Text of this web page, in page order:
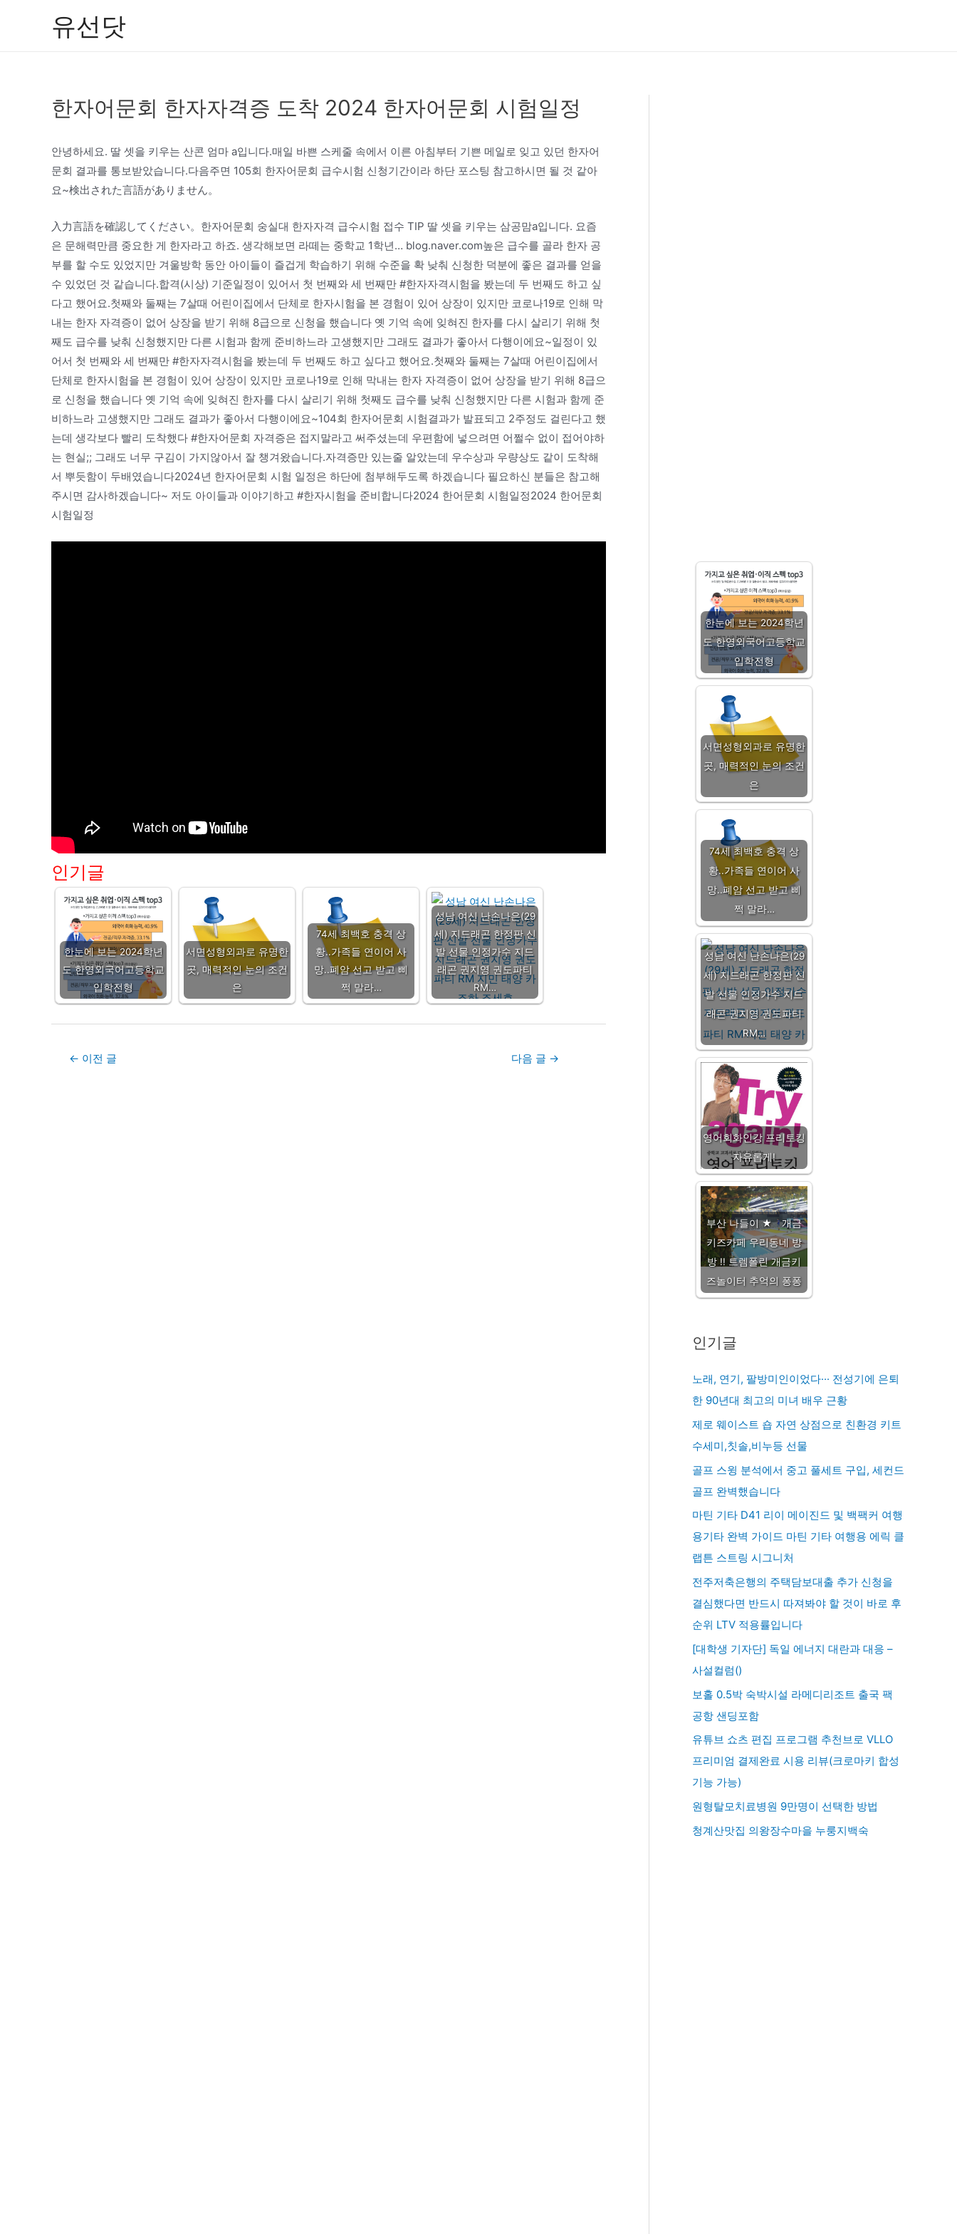
유선닷
한자어문회 한자자격증 도착 2024 한자어문회 시험일정
안녕하세요. 딸 셋을 키우는 산콘 엄마 a입니다.매일 바쁜 스케줄 속에서 이른 아침부터 기쁜 메일로 잊고 있던 한자어
문회 결과를 통보받았습니다.다음주면 105회 한자어문회 급수시험 신청기간이라 하단 포스팅 참고하시면 될 것 같아
요~検出された言語がありません。
入力言語を確認してください。한자어문회 숭실대 한자자격 급수시험 접수 TIP 딸 셋을 키우는 삼공맘a입니다. 요즘
은 문해력만큼 중요한 게 한자라고 하죠. 생각해보면 라떼는 중학교 1학년… blog.naver.com높은 급수를 골라 한자 공
부를 할 수도 있었지만 겨울방학 동안 아이들이 즐겁게 학습하기 위해 수준을 확 낮춰 신청한 덕분에 좋은 결과를 얻을
수 있었던 것 같습니다.합격(시상) 기준일정이 있어서 첫 번째와 세 번째만 #한자자격시험을 봤는데 두 번째도 하고 싶
다고 했어요.첫째와 둘째는 7살때 어린이집에서 단체로 한자시험을 본 경험이 있어 상장이 있지만 코로나19로 인해 막
내는 한자 자격증이 없어 상장을 받기 위해 8급으로 신청을 했습니다 옛 기억 속에 잊혀진 한자를 다시 살리기 위해 첫
째도 급수를 낮춰 신청했지만 다른 시험과 함께 준비하느라 고생했지만 그래도 결과가 좋아서 다행이에요~일정이 있
어서 첫 번째와 세 번째만 #한자자격시험을 봤는데 두 번째도 하고 싶다고 했어요.첫째와 둘째는 7살때 어린이집에서
단체로 한자시험을 본 경험이 있어 상장이 있지만 코로나19로 인해 막내는 한자 자격증이 없어 상장을 받기 위해 8급으
로 신청을 했습니다 옛 기억 속에 잊혀진 한자를 다시 살리기 위해 첫째도 급수를 낮춰 신청했지만 다른 시험과 함께 준
비하느라 고생했지만 그래도 결과가 좋아서 다행이에요~104회 한자어문회 시험결과가 발표되고 2주정도 걸린다고 했
는데 생각보다 빨리 도착했다 #한자어문회 자격증은 접지말라고 써주셨는데 우편함에 넣으려면 어쩔수 없이 접어야하
는 현실;; 그래도 너무 구김이 가지않아서 잘 챙겨왔습니다.자격증만 있는줄 알았는데 우수상과 우량상도 같이 도착해
서 뿌듯함이 두배였습니다2024년 한자어문회 시험 일정은 하단에 첨부해두도록 하겠습니다 필요하신 분들은 참고해
주시면 감사하겠습니다~ 저도 아이들과 이야기하고 #한자시험을 준비합니다2024 한어문회 시험일정2024 한어문회
시험일정
인기글
한눈에 보는 2024학년
도 한영외국어고등학교
입학전형
서면성형외과로 유명한
곳, 매력적인 눈의 조건
은
74세 최백호 충격 상
황..가족들 연이어 사
망..폐암 선고 받고 삐
쩍 말라…
성남 여신 난손나은(29
세) 지드래곤 한정판 신
발 선물 인정가수 지드
래곤 권지영 권도파티
RM…
Post← 이전 글 다음 글 →
한눈에 보는 2024학년
도 한영외국어고등학교
입학전형
서면성형외과로 유명한
곳, 매력적인 눈의 조건
은
74세 최백호 충격 상
황..가족들 연이어 사
망..폐암 선고 받고 삐
쩍 말라…
성남 여신 난손나은(29
세) 지드래곤 한정판 신
발 선물 인정가수 지드
래곤 권지영 권도파티
RM…
영어회화인강 프리토킹
자유롭게!
부산 나들이 ★ 개금
키즈카페 우리동네 방
방 !! 트렘폴린 개금키
즈놀이터 추억의 퐁퐁
인기글
노래, 연기, 팔방미인이었다··· 전성기에 은퇴
한 90년대 최고의 미녀 배우 근황
제로 웨이스트 숍 자연 상점으로 친환경 키트
수세미,칫솔,비누등 선물
골프 스윙 분석에서 중고 풀세트 구입, 세컨드
골프 완벽했습니다
마틴 기타 D41 리이 메이진드 및 백팩커 여행
용기타 완벽 가이드 마틴 기타 여행용 에릭 클
랩튼 스트링 시그니처
전주저축은행의 주택담보대출 추가 신청을
결심했다면 반드시 따져봐야 할 것이 바로 후
순위 LTV 적용률입니다
[대학생 기자단] 독일 에너지 대란과 대응 –
사설컬럼()
보홀 0.5박 숙박시설 라메디리조트 출국 팩
공항 샌딩포함
유튜브 쇼츠 편집 프로그램 추천브로 VLLO
프리미엄 결제완료 시용 리뷰(크로마키 합성
기능 가능)
원형탈모치료병원 9만명이 선택한 방법
청계산맛집 의왕장수마을 누룽지백숙